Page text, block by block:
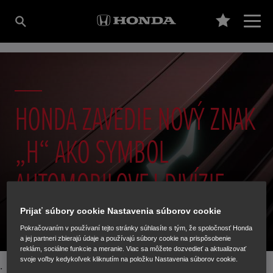
HONDA ZAVEDIE NOVÝ ZNAK
„H“ AKO SYMBOL
AUTOMOBILOVEJ DIVÍZIE
· Osviežený dizajn znaku „H“, ktorý sa od roku 2027 začne
Prijať súbory cookie Nastavenia súborov cookie
Pokračovaním v používaní tejto stránky súhlasíte s tým, že spoločnosť Honda
a jej partneri zbierajú údaje a používajú súbory cookie na prispôsobenie
reklám, sociálne funkcie a meranie. Viac sa môžete dozvedieť a aktualizovať
svoje voľby kedykoľvek kliknutím na položku Nastavenia súborov cookie.